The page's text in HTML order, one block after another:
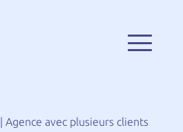
|Agence avec plusieurs clients